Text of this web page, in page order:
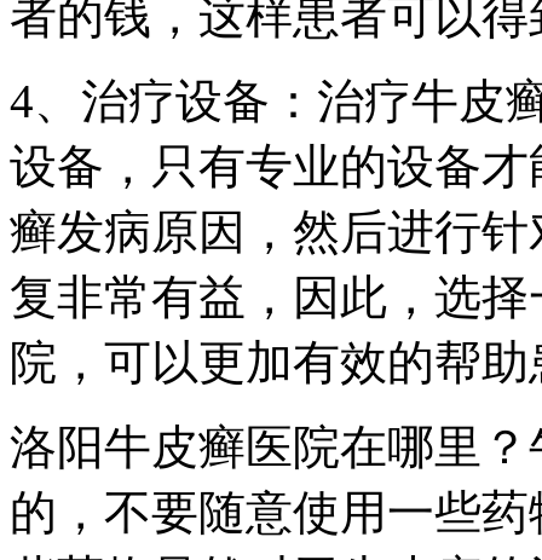
者的钱，这样患者可以
4、治疗设备：治疗牛皮
设备，只有专业的设备
癣发病原因，然后进行
复非常有益，因此，选
院，可以更加有效的帮
洛阳牛皮癣医院在哪里
的，不要随意使用一些